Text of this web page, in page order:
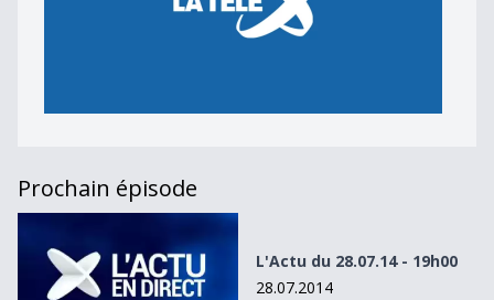
Prochain épisode
L&#039;Actu du 28.07.14 - 19h00
L'Actu du 28.07.14 - 19h00
28.07.2014